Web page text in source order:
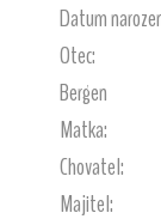
Datum
Otec:
Bergen
Matka:
Chovatel:
Majitel: